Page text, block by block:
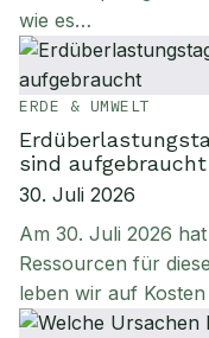
wie es…
ERDE & UMWELT
sind aufgebraucht
30. Juli 2026
Am 30. Juli 2026
Ressourcen für
leben wir auf